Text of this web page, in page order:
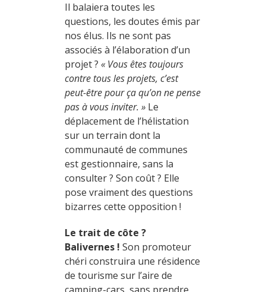
Il balaiera toutes les
questions, les doutes émis par
nos élus. Ils ne sont pas
associés à l’élaboration d’un
projet ? « Vous êtes toujours
contre tous les projets, c’est
peut-être pour ça qu’on ne pense
pas à vous inviter. » Le
déplacement de l’hélistation
sur un terrain dont la
communauté de communes
est gestionnaire, sans la
consulter ? Son coût ? Elle
pose vraiment des questions
bizarres cette opposition !
Le trait de côte ?
Balivernes ! Son promoteur
chéri construira une résidence
de tourisme sur l’aire de